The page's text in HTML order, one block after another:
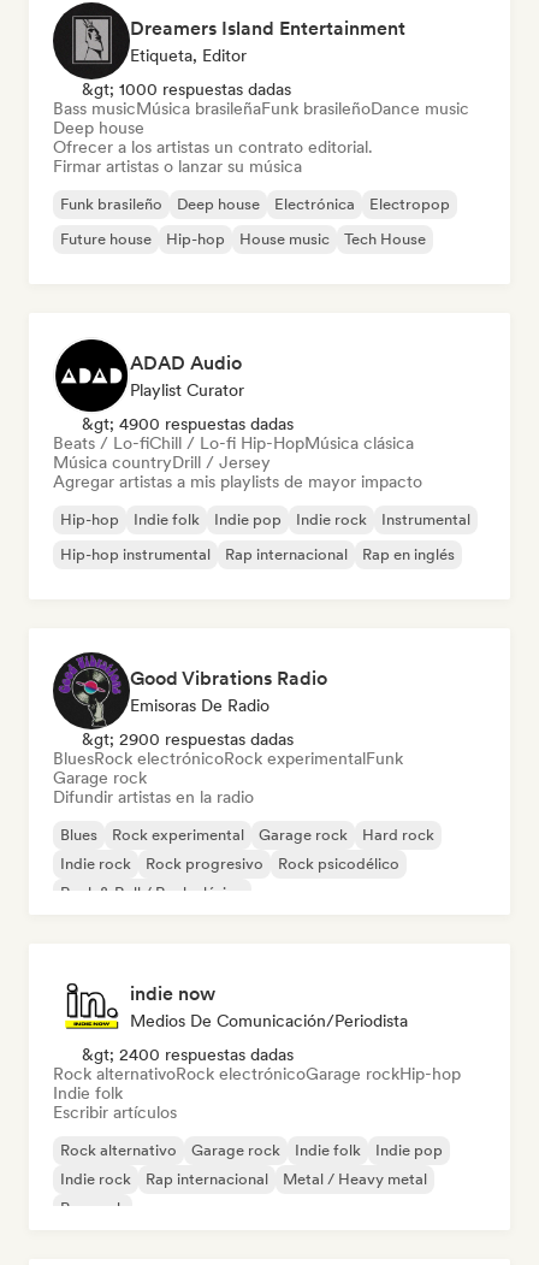
Dreamers Island Entertainment
Etiqueta, Editor
&gt; 1000 respuestas dadas
Bass musicMúsica brasileñaFunk brasileñoDance music
Deep house
Ofrecer a los artistas un contrato editorial.
Firmar artistas o lanzar su música
Funk brasileño Deep house Electrónica
Electropop
Future house
Hip-hop House music Tech House
ADAD Audio
Playlist Curator
&gt; 4900 respuestas dadas
Beats / Lo-fiChill / Lo-fi Hip-HopMúsica clásica
Música countryDrill / Jersey
Agregar artistas a mis playlists de mayor impacto
Hip-hop Indie folk Indie pop Indie rock
Instrumental
Hip-hop instrumental
Rap internacional Rap en inglés
Good Vibrations Radio
Emisoras De Radio
&gt; 2900 respuestas dadas
BluesRock electrónicoRock experimentalFunk
Garage rock
Difundir artistas en la radio
Blues Rock experimental Garage rock
Hard rock
Indie rock
Rock progresivo
Rock psicodélico
Rock & Roll / Rock clásico
indie now
Medios De Comunicación/Periodista
&gt; 2400 respuestas dadas
Rock alternativoRock electrónicoGarage rockHip-hop
Indie folk
Escribir artículos
Rock alternativo Garage rock Indie folk
Indie pop
Indie rock
Rap internacional
Metal / Heavy metal
Pop rock